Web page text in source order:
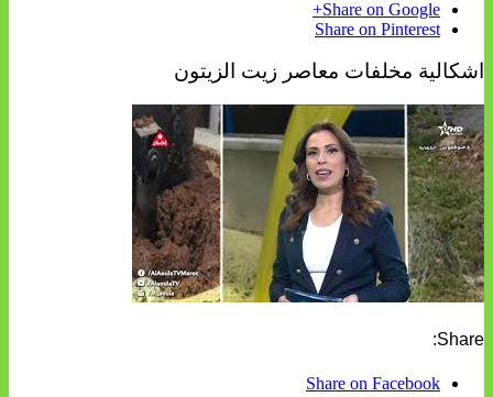
Share on Google+
Share on Pinterest
اشكالية مخلفات معاصر زيت الزيتون
Share:
Share on Facebook